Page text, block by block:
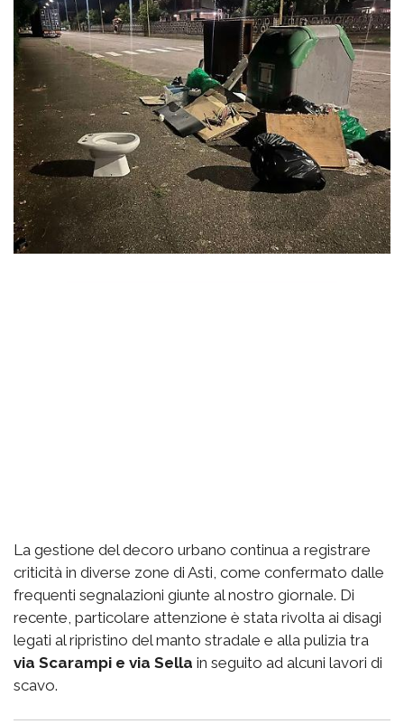
La gestione del decoro urbano continua a registrare
criticità in diverse zone di Asti, come confermato dalle
frequenti segnalazioni giunte al nostro giornale. Di
recente, particolare attenzione è stata rivolta ai disagi
legati al ripristino del manto stradale e alla pulizia tra
via Scarampi e via Sella in seguito ad alcuni lavori di
scavo.